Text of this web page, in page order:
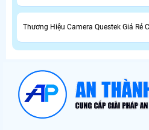
Thương Hiệu Camera Questek Giá Rẻ